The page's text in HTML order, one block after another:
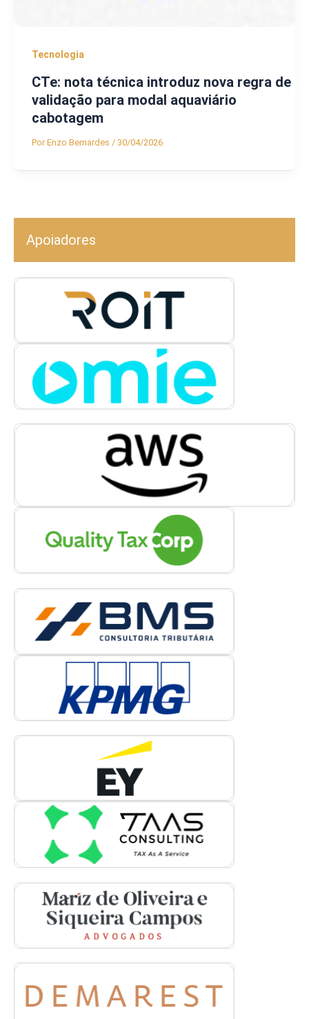
Tecnologia
CTe: nota técnica introduz nova regra de
validação para modal aquaviário
cabotagem
PorEnzo Bernardes / 30/04/2026
Apoiadores